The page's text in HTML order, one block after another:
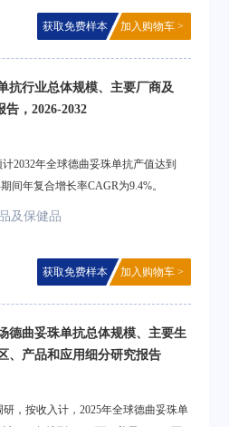
获取免费样本 加入购物车 >
抗行业总体规模、主要厂商及
，2026-2032
2032年全球德曲妥珠单抗产值达到
间年复合增长率CAGR为9.4%。
及保健品
获取免费样本 加入购物车 >
德曲妥珠单抗总体规模、主要生
、产品和应用细分研究报告
研，按收入计，2025年全球德曲妥珠单